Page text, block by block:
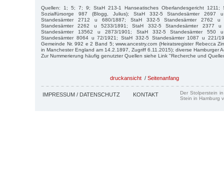
Quellen: 1; 5; 7; 9; StaH 213-1 Hanseatisches Oberlandesgericht 1211;
Sozialfürsorge 987 (Blogg, Julius); StaH 332-5 Standesämter 2697
Standesämter 2712 u 680/1887; StaH 332-5 Standesämter 2762 u
Standesämter 2262 u 5233/1891; StaH 332-5 Standesämter 2377
Standesämter 13562 u 2873/1901; StaH 332-5 Standesämter 550
Standesämter 8064 u 72/1921; StaH 332-5 Standesämter 1087 u 221/
Gemeinde Nr. 992 e 2 Band 5; www.ancestry.com (Heiratsregister Rebecca
in Manchester England am 14.2.1897, Zugriff 6.11.2015); diverse Hamburger
Zur Nummerierung häufig genutzter Quellen siehe Link "Recherche und
druckansicht / Seitenanfang
IMPRESSUM / DATENSCHUTZ KONTAKT
Der Stolperstein
Stein in Hamburg